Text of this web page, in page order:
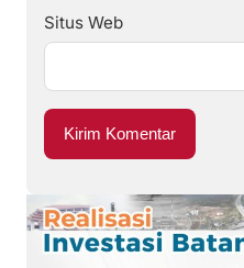
Situs Web